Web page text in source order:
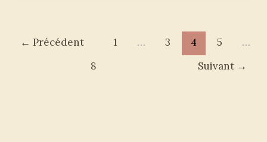
← Précédent 1 … 3 4 5
…
8
Suivant →